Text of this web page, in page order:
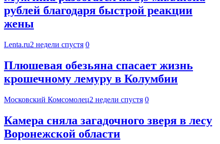
рублей благодаря быстрой реакции
жены
Lenta.ru2 недели спустя 0
Плюшевая обезьяна спасает жизнь
крошечному лемуру в Колумбии
Московский Комсомолец2 недели спустя 0
Камера сняла загадочного зверя в лесу
Воронежской области